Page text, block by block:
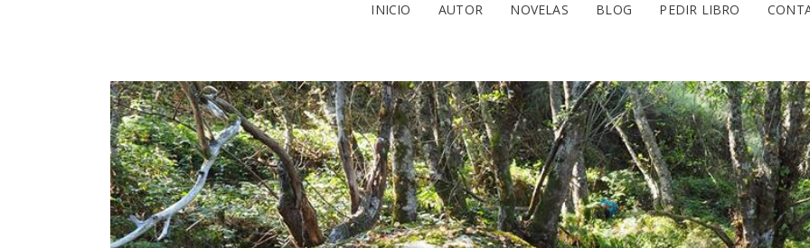
INICIO AUTOR NOVELAS BLOG PEDIR LIBRO